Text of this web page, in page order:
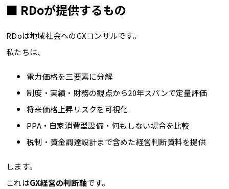
■ RDoが提供するもの
RDoは地域社会へのGXコンサルです。
私たちは、
電力価格を三要素に分解
制度・実績・財務の観点から20年スパンで定量評価
将来価格上昇リスクを可視化
PPA・自家消費型設備・何もしない場合を比較
税制・資金調達設計まで含めた経営判断資料を提供
します。
これはGX経営の判断軸です。